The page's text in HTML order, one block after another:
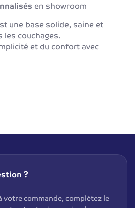
en showroom
une base solide, saine et
les couchages.
et du confort avec
?
votre commande, complétez le